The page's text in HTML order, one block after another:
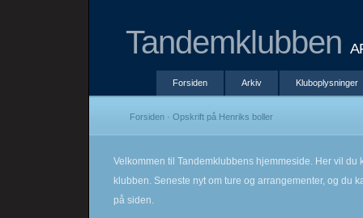
Tandemklubben
Forsiden Arkiv Kluboplysninger
Forsiden · Opskrift på Henriks boller
Velkommen til Tandemklubbens hjemmeside. Her vil du
klubben. Seneste nyt om ture og arrangementer, og du
på siden.